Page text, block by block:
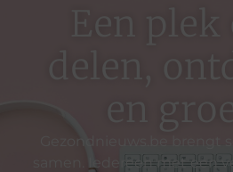
Een
delen,
Gezondnieuws.be brengt
samen. Iedereen met een